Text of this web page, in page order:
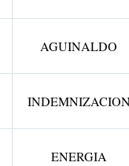
AGUINALDO
ENERGIA